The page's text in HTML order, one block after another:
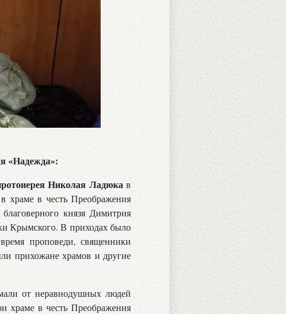
«Надежда»:
Николая Ладюка в
храме в честь Преображения
князя Димитрия
Крымского. В приходах было
проповеди, священники
прихожане храмов и другие
от неравнодушных людей
храме в честь Преображения